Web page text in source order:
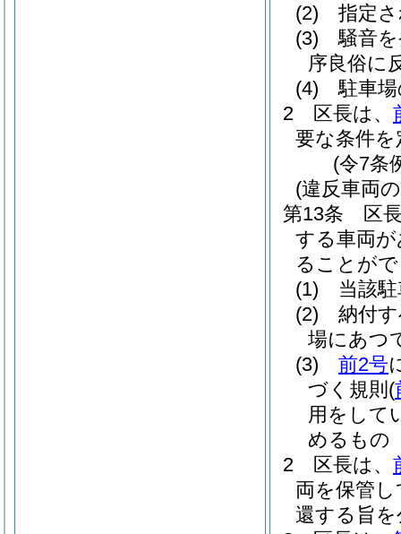
(2)
指定
(3)
騒音
序良俗に
(4)
駐車
2
区長は、
要な条件
(令7条
(違反車両
第13条
区
する車両
ることが
(1)
当該
(2)
納付
場にあつ
(3)
前2号
づく規則 (
用をして
めるもの
2
区長は、
両を保管
還する旨